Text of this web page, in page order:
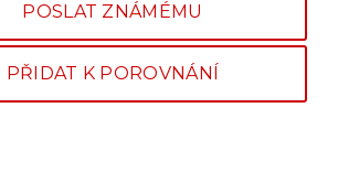
POSLAT ZNÁMÉMU
PŘIDAT K POROVNÁNÍ